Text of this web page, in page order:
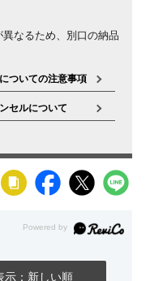
なるため、別口の納品
ついての注意事項
ンセルについて
示：新しい順